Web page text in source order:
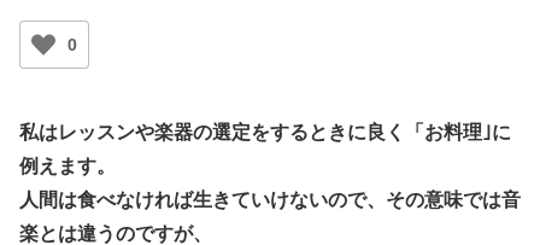
0
私はレッスンや楽器の選定をするときに良く「お料理｣に
例えます。
人間は食べなければ生きていけないので、その意味では音
楽とは違うのですが、